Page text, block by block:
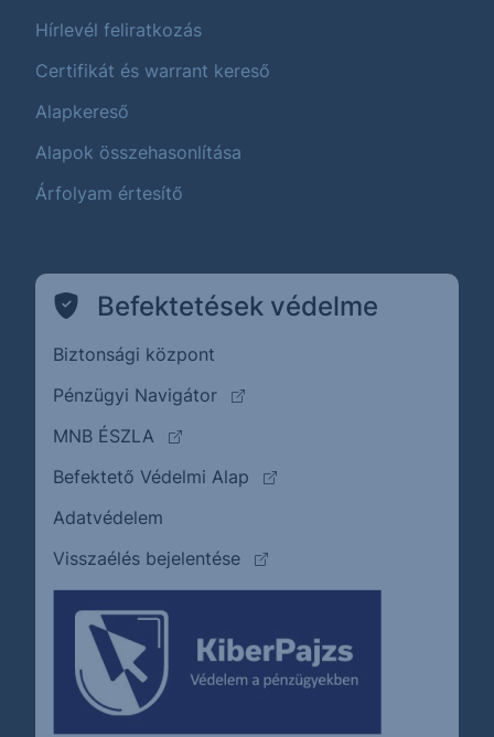
Hírlevél feliratkozás
Certifikát és warrant kereső
Alapkereső
Alapok összehasonlítása
Árfolyam értesítő
Befektetések védelme
Biztonsági központ
Pénzügyi Navigátor
(külső oldalra ugrik)
MNB ÉSZLA
(külső oldalra ugrik)
Befektető Védelmi Alap
(külső oldalra ugrik)
Adatvédelem
Visszaélés bejelentése
(külső oldalra ugrik)